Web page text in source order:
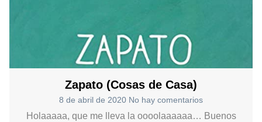
Zapato (Cosas de Casa)
8 de abril de 2020 No hay comentarios
Holaaaaa, que me lleva la oooolaaaaaa… Buenos